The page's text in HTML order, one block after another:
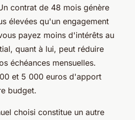
contrat de 48 mois génère
élevées qu'un engagement
payez moins d'intérêts au
quant à lui, peut réduire
échéances mensuelles.
et 5 000 euros d'apport
budget.
choisi constitue un autre